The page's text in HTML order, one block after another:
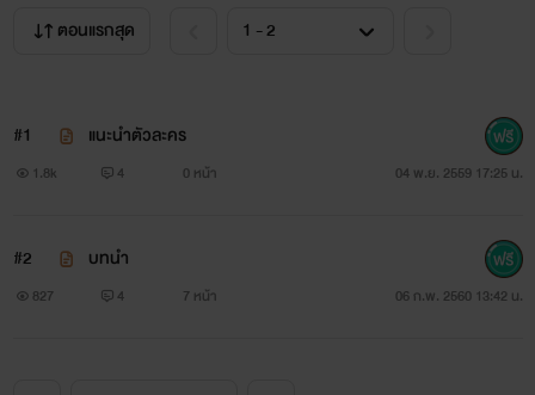
ตอนแรกสุด
#1 แนะนำตัวละคร
1.8k 4 0 หน้า 04 พ.ย. 2559 17:25 น.
#2 บทนำ
827 4 7 หน้า 06 ก.พ. 2560 13:42 น.